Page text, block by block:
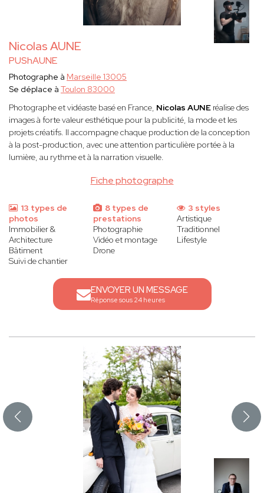
Nicolas AUNE
PUShAUNE
Fiche photographe
Photographe à Marseille 13005
Se déplace à Toulon 83000
Photographe et vidéaste basé en France, Nicolas AUNE réalise des
images à forte valeur esthétique pour la publicité, la mode et les
projets créatifs. Il accompagne chaque production de la conception
à la post-production, avec une attention particulière portée à la
lumière, au rythme et à la narration visuelle.
13 types de
photos
Immobilier &
Architecture
Bâtiment
Suivi de chantier
8 types de
prestations
Photographie
Vidéo et montage
Drone
3 styles
Artistique
Traditionnel
Lifestyle
ENVOYER UN MESSAGE
Réponse sous 24 heures